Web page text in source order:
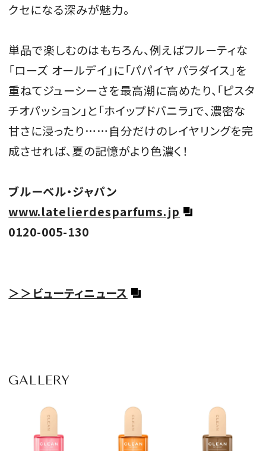
クセになる深みが魅力。
単品で楽しむのはもちろん、例えばフルーティな
「ローズ オールデイ」に「パパイヤ パラダイス」を
重ねてジューシーさを最高潮に高めたり、「ピスタ
チオパッション」と「ホイップドバニラ」で、濃密な
甘さに浸ったり……自分だけのレイヤリングを完
成させれば、夏の記憶がより色濃く！
ブルーベル・ジャパン
www.latelierdesparfums.jp
0120-005-130
＞＞ビューティニュース
GALLERY